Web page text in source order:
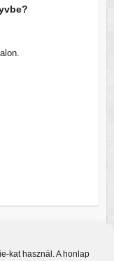
kat használ. A honlap